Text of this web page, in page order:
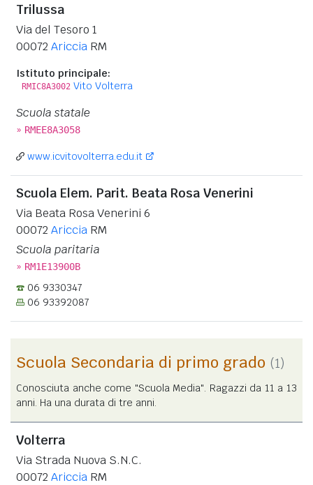
Trilussa
Via del Tesoro 1
00072 Ariccia RM
Istituto principale:
RMIC8A3002 Vito Volterra
Scuola statale
» RMEE8A3058
www.icvitovolterra.edu.it
Scuola Elem. Parit. Beata Rosa Venerini
Via Beata Rosa Venerini 6
00072 Ariccia RM
Scuola paritaria
» RM1E13900B
06 9330347
06 93392087
Scuola Secondaria di primo grado (1)
Conosciuta anche come "Scuola Media". Ragazzi da 11 a 13
anni. Ha una durata di tre anni.
Volterra
Via Strada Nuova S.N.C.
00072 Ariccia RM